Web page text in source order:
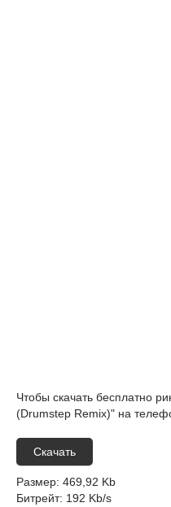
Чтобы скачать бесплатно
(Drumstep Remix)" на
Скачать
Размер: 469,92 Kb
Битрейт: 192 Kb/s